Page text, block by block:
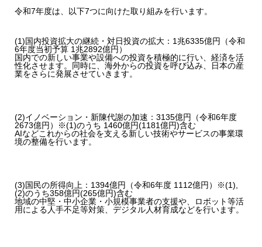
令和7年度は、以下7つに向けた取り組みを行います。
(1)国内投資拡大の継続・対日投資の拡大：1兆6335億円
（令和
6年度当初予算 1兆2892億円）
国内での新しい事業や設備への投資を積極的に行い、経済を活
性化させます。同時に、海外からの投資を呼び込み、日本の産
業をさらに発展させていきます。
(2)イノベーション・新陳代謝の加速：3135億円
（令和6年度
2673億円）
※(1)のうち 1460億円(1181億円)含む
AIなどこれからの社会を支える新しい技術やサービスの事業環
境の整備を行います。
(3)国民の所得向上：1394億円 （令和6年度 1112億円）
※(1),
(2)のうち358億円(265億円)含む
地域の中堅・中小企業・小規模事業者の支援や、ロボット等活
用による人手不足等対策、デジタル人材育成などを行います。